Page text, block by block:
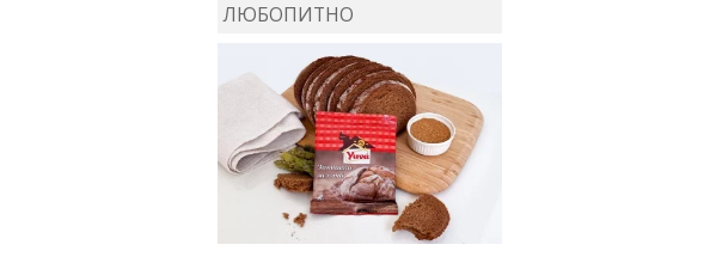
Фокача със синьо
сирене, лук и орехи
ЛЮБОПИТНО